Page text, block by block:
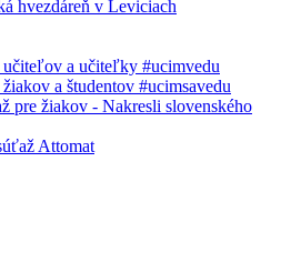
hvezdáreň v Leviciach
učiteľov a učiteľky #ucimvedu
a študentov #ucimsavedu
pre žiakov - Nakresli slovenského
Attomat